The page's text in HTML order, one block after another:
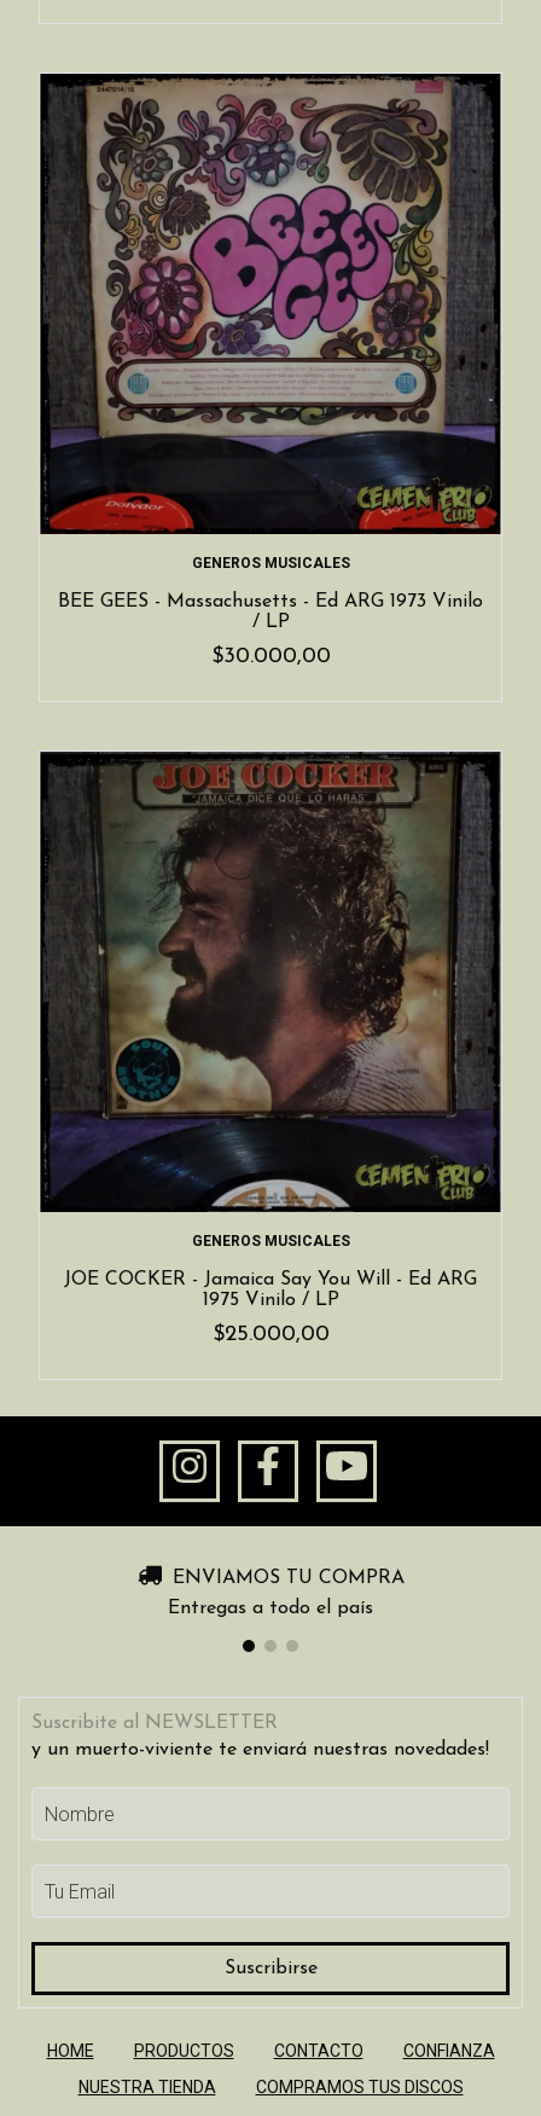
GENEROS MUSICALES
BEE GEES - Massachusetts - Ed ARG 1973 Vinilo
/ LP
$30.000,00
GENEROS MUSICALES
JOE COCKER - Jamaica Say You Will - Ed ARG
1975 Vinilo / LP
$25.000,00
ENVIAMOS TU COMPRA
Entregas a todo el país
Suscribite al NEWSLETTER
y un muerto-viviente te enviará nuestras novedades!
HOME PRODUCTOS CONTACTO
CONFIANZA
NUESTRA TIENDA
COMPRAMOS TUS DISCOS